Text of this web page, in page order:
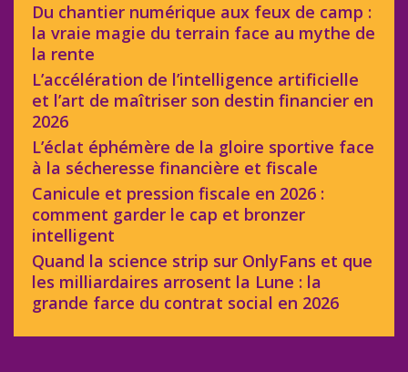
Du chantier numérique aux feux de camp :
la vraie magie du terrain face au mythe de
la rente
L’accélération de l’intelligence artificielle
et l’art de maîtriser son destin financier en
2026
L’éclat éphémère de la gloire sportive face
à la sécheresse financière et fiscale
Canicule et pression fiscale en 2026 :
comment garder le cap et bronzer
intelligent
Quand la science strip sur OnlyFans et que
les milliardaires arrosent la Lune : la
grande farce du contrat social en 2026